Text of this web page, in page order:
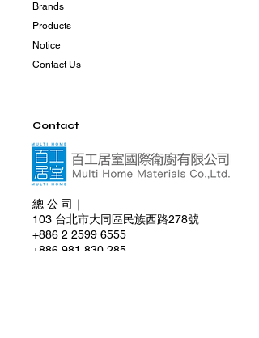
Brands
Products
Notice
Contact Us
Contact
總 公 司｜
103 台北市大同區民族西路278號
+886 2 2599 6555
+886 981 830 285